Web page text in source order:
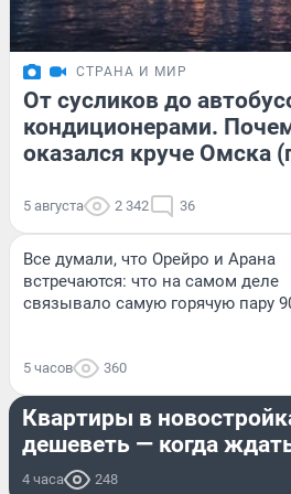
СТРАНА И МИР
От сусликов до
кондиционерами.
оказался круче Омска
5 августа 2 342 36
Все думали, что Орейро и Арана
встречаются: что на самом деле
связывало самую горячую пару
5 часов 360
НЕДВИЖИМОСТЬ
Квартиры в
дешеветь — когда
4 часа 248